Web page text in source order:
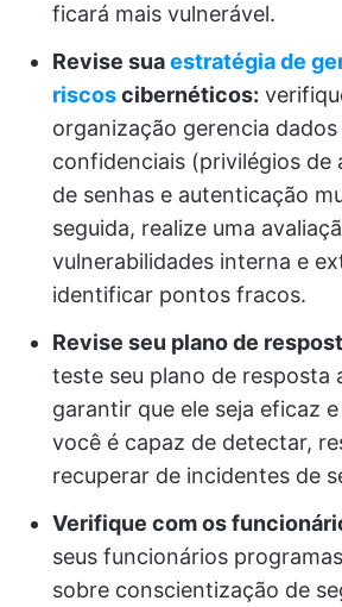
ficará mais vulnerável.
Revise suaestratégia de
riscoscibernéticos:
organização gerencia
confidenciais (privilégios de
de senhas e autenticação
seguida, realize uma
vulnerabilidades interna e
identificar pontos fracos.
Revise seu plano de
teste seu plano de resposta
garantir que ele seja eficaz
você é capaz de detectar,
recuperar de incidentes de
Verifique com os
seus funcionários
sobre conscientização de